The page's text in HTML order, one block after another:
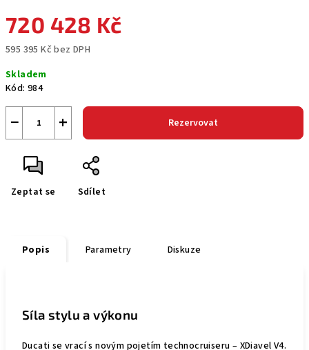
720 428 Kč
595 395 Kč bez DPH
cena:
Skladem
Kód: 984
+
− Rezervovat
Zeptat se Sdílet
Popis Parametry Diskuze
Síla stylu a výkonu
Ducati se vrací s novým pojetím technocruiseru – XDiavel V4.